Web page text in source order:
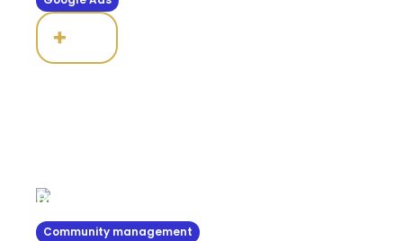
+
Résidences Goralska
Community management